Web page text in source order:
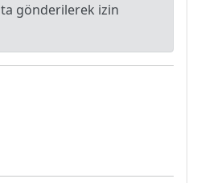
gönderilerek izin